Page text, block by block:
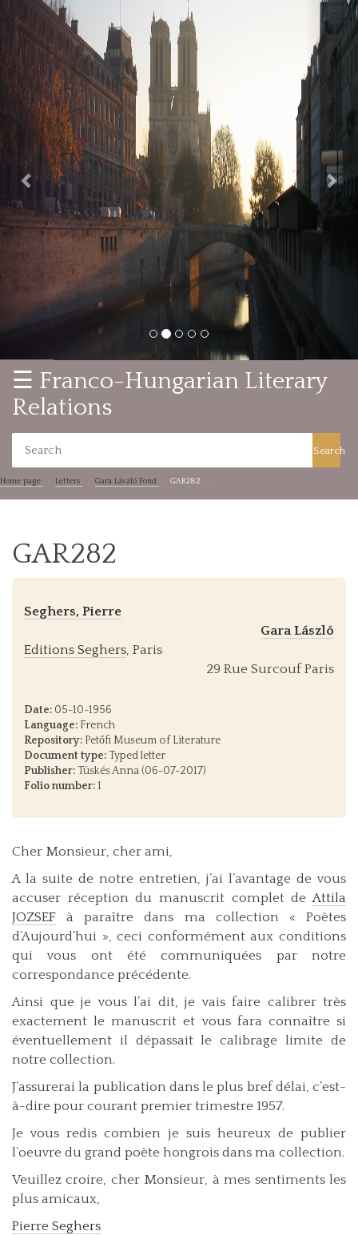
Previous
☰ Franco-Hungarian Literary
Relations
Search
Home page Letters Gara László Fond GAR282
GAR282
Seghers, Pierre
Gara László
Editions Seghers, Paris
29 Rue Surcouf Paris
Date: 05-10-1956
Language: French
Repository: Petőfi Museum of Literature
Document type: Typed letter
Publisher: Tüskés Anna (06-07-2017)
Folio number:1
Cher Monsieur, cher ami,
A la suite de notre entretien, j’ai l’avantage de vous
accuser réception du manuscrit complet deAttila
JOZSEF à paraître dans ma collection « Poètes
d’Aujourd’hui », ceci conformément aux conditions
qui vous ont été communiquées par notre
correspondance précédente.
Ainsi que je vous l’ai dit, je vais faire calibrer très
exactement le manuscrit et vous fara connaître si
éventuellement il dépassait le calibrage limite de
notre collection.
J’assurerai la publication dans le plus bref délai, c’est-
à-dire pour courant premier trimestre 1957.
Je vous redis combien je suis heureux de publier
l’oeuvre du grand poète hongrois dans ma collection.
Veuillez croire, cher Monsieur, à mes sentiments les
plus amicaux,
Pierre Seghers